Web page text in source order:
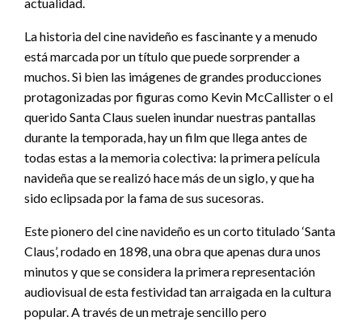
actualidad.
La historia del cine navideño es fascinante y a menudo
está marcada por un título que puede sorprender a
muchos. Si bien las imágenes de grandes producciones
protagonizadas por figuras como Kevin McCallister o el
querido Santa Claus suelen inundar nuestras pantallas
durante la temporada, hay un film que llega antes de
todas estas a la memoria colectiva: la primera película
navideña que se realizó hace más de un siglo, y que ha
sido eclipsada por la fama de sus sucesoras.
Este pionero del cine navideño es un corto titulado ‘Santa
Claus’, rodado en 1898, una obra que apenas dura unos
minutos y que se considera la primera representación
audiovisual de esta festividad tan arraigada en la cultura
popular. A través de un metraje sencillo pero